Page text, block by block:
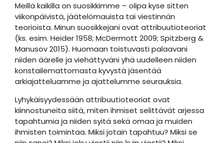
Meillä kaikilla on suosikkimme – olipa kyse sitten
viikonpäivistä, jäätelömauista tai viestinnän
teorioista. Minun suosikkejani ovat attribuutioteoriat
(ks. esim. Heider 1958; McDermott 2009; Spitzberg &
Manusov 2015). Huomaan toistuvasti palaavani
niiden äärelle ja viehättyväni yhä uudelleen niiden
konstailemattomasta kyvystä jäsentää
arkiajatteluamme ja ajattelumme seurauksia.
Lyhykäisyydessään attribuutioteoriat ovat
kiinnostuneita siitä, miten ihmiset selittävät arjessa
tapahtumia ja niiden syitä sekä omaa ja muiden
ihmisten toimintaa. Miksi jotain tapahtuu? Miksi se